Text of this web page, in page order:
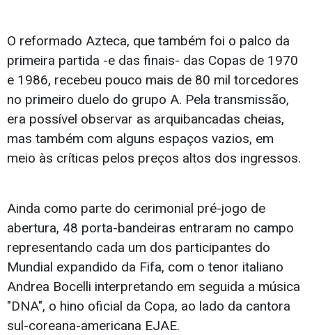
O reformado Azteca, que também foi o palco da
primeira partida -e das finais- das Copas de 1970
e 1986, recebeu pouco mais de 80 mil torcedores
no primeiro duelo do grupo A. Pela transmissão,
era possível observar as arquibancadas cheias,
mas também com alguns espaços vazios, em
meio às críticas pelos preços altos dos ingressos.
Ainda como parte do cerimonial pré-jogo de
abertura, 48 porta-bandeiras entraram no campo
representando cada um dos participantes do
Mundial expandido da Fifa, com o tenor italiano
Andrea Bocelli interpretando em seguida a música
"DNA", o hino oficial da Copa, ao lado da cantora
sul-coreana-americana EJAE.